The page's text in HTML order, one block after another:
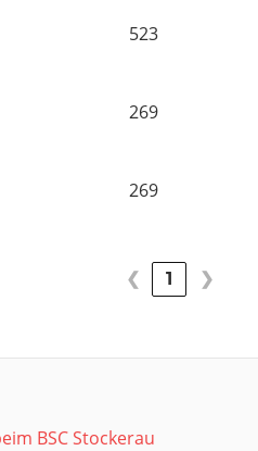
523
269
269
❮ 1 ❯
BSC Stockerau